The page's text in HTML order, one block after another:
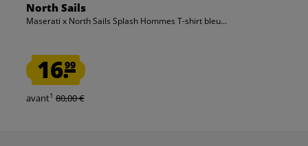
North Sails
Maserati x North Sails Splash Hommes T-shirt bleu...
16.99
avant1 80,00 €